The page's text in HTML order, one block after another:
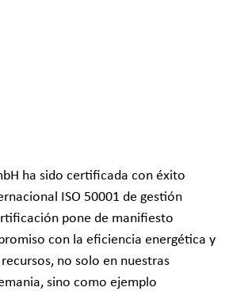
ha sido certificada con éxito
ISO 50001 de gestión
pone de manifiesto
con la eficiencia energética y
no solo en nuestras
sino como ejemplo